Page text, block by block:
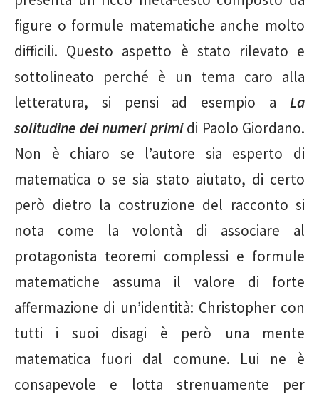
figure o formule matematiche anche molto
difficili. Questo aspetto è stato rilevato e
sottolineato perché è un tema caro alla
letteratura, si pensi ad esempio a La
solitudine dei numeri primidi Paolo Giordano.
Non è chiaro se l’autore sia esperto di
matematica o se sia stato aiutato, di certo
però dietro la costruzione del racconto si
nota come la volontà di associare al
protagonista teoremi complessi e formule
matematiche assuma il valore di forte
affermazione di un’identità: Christopher con
tutti i suoi disagi è però una mente
matematica fuori dal comune. Lui ne è
consapevole e lotta strenuamente per